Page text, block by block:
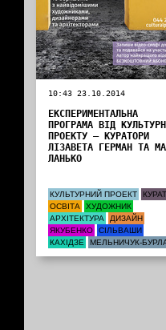
10:43 23.10.2014
ЕКСПЕРИМЕНТАЛЬНА
ПРОГРАМА ВІД
ПРОЕКТУ — КУРАТОРИ
ЛІЗАВЕТА ГЕРМАН ТА
ЛАНЬКО
КУЛЬТУРНИЙ ПРОЕКТ
ОСВІТА
ХУДОЖНИК
АРХІТЕКТУРА
ДИЗАЙН
ЯКУБЕНКО
СІЛЬВАШИ
КАХІДЗЕ
МЕЛЬНИЧУК-